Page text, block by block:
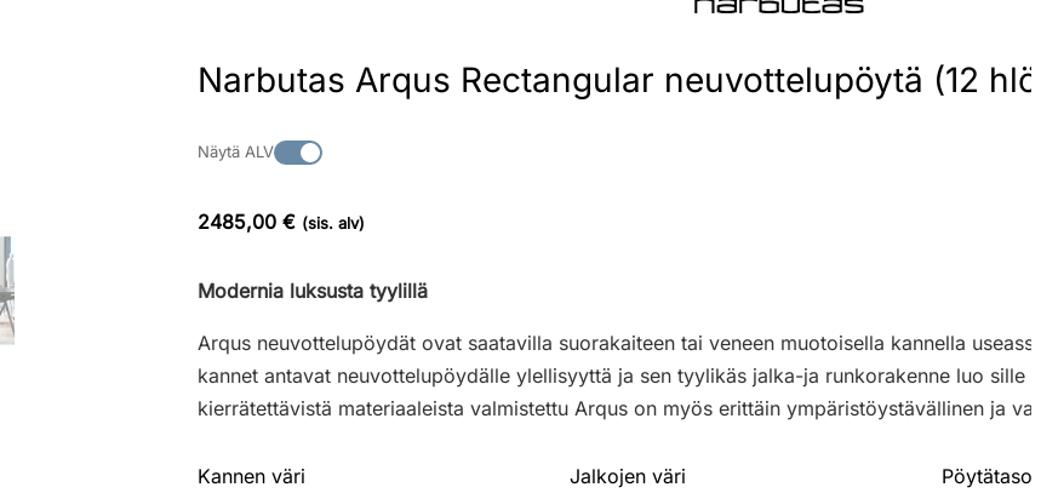
Narbutas Arqus Rectangular neuvottelupöytä (12
Näytä ALV
2485,00 € (sis. alv)
Modernia luksusta tyylillä
Arqus neuvottelupöydät ovat saatavilla suorakaiteen tai veneen muotoisella kannella
kannet antavat neuvottelupöydälle ylellisyyttä ja sen tyylikäs jalka-ja runkorakenne luo sille
kierrätettävistä materiaaleista valmistettu Arqus on myös erittäin ympäristöystävällinen ja
Kannen väri Jalkojen väri